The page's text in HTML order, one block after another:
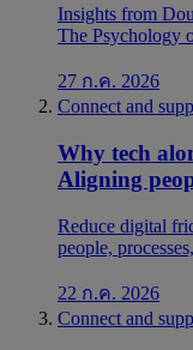
Insights from
The Psychology
27 ก.ค. 2026
Connect and
Why tech
Aligning
Reduce digital
people,
22 ก.ค. 2026
Connect and